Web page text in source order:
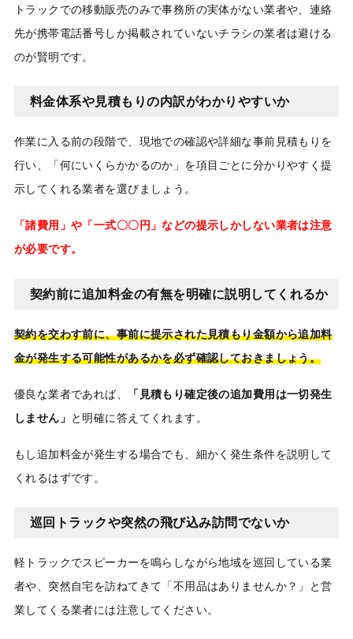
トラックでの移動販売のみで事務所の実体がない業者や、連絡
先が携帯電話番号しか掲載されていないチラシの業者は避ける
のが賢明です。
料金体系や見積もりの内訳がわかりやすいか
作業に入る前の段階で、現地での確認や詳細な事前見積もりを
行い、「何にいくらかかるのか」を項目ごとに分かりやすく提
示してくれる業者を選びましょう。
「諸費用」や「一式〇〇円」などの提示しかしない業者は注意
が必要です。
契約前に追加料金の有無を明確に説明してくれるか
契約を交わす前に、事前に提示された見積もり金額から追加料
金が発生する可能性があるかを必ず確認しておきましょう。
優良な業者であれば、
「見積もり確定後の追加費用は一切発生
しません」 と明確に答えてくれます。
もし追加料金が発生する場合でも、細かく発生条件を説明して
くれるはずです。
巡回トラックや突然の飛び込み訪問でないか
軽トラックでスピーカーを鳴らしながら地域を巡回している業
者や、突然自宅を訪ねてきて「不用品はありませんか？」と営
業してくる業者には注意してください。